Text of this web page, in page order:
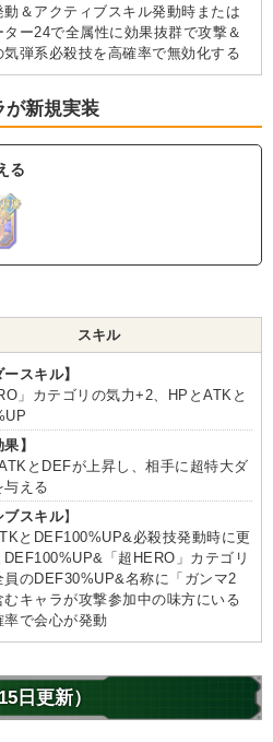
動＆アクティブスキル発動時または
ター24で全属性に効果抜群で攻撃＆
気弾系必殺技を高確率で無効化する
が新規実装
る
スキル
ースキル】
」カテゴリの気力+2、HPとATKと
】
とDEFが上昇し、相手に超特大ダ
与える
ブスキル】
とDEF100%UP&必殺技発動時に更
DEF100%UP&「超HERO」カテゴリ
員のDEF30%UP&名称に「ガンマ2
むキャラが攻撃参加中の味方にいる
率で会心が発動
日更新）